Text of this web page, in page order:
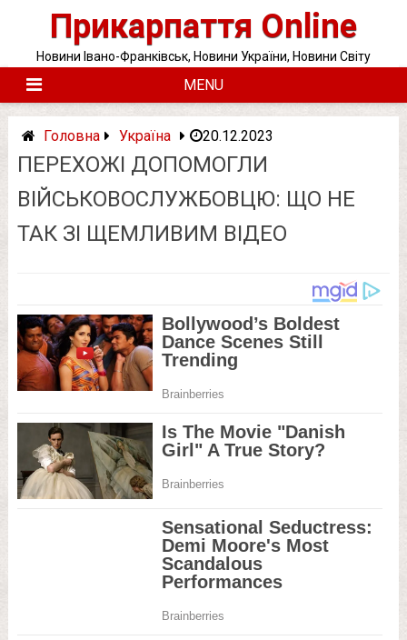
Прикарпаття Online
Новини Івано-Франківськ, Новини України, Новини Світу
MENU
Головна Україна 20.12.2023
ПЕРЕХОЖІ ДОПОМОГЛИ
ВІЙСЬКОВОСЛУЖБОВЦЮ: ЩО НЕ
ТАК ЗІ ЩЕМЛИВИМ ВІДЕО